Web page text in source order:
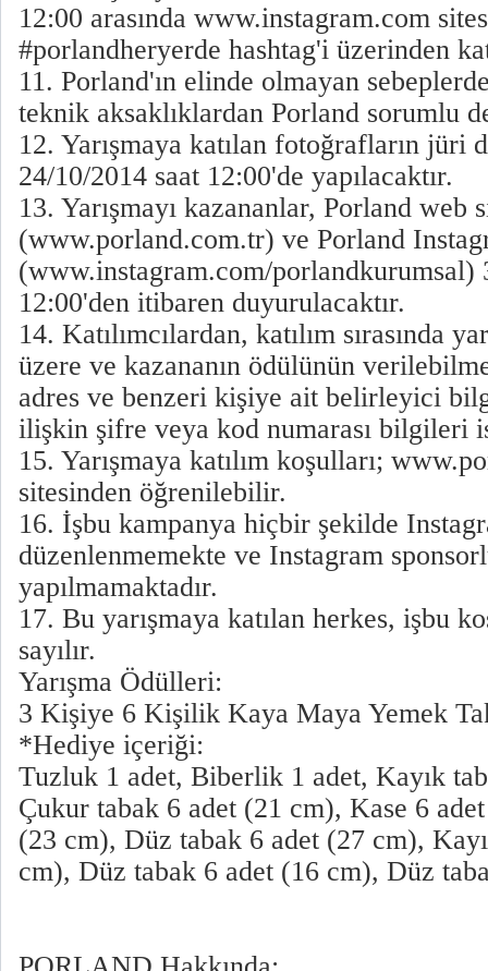
12:00 arasında www.instagram.com
#porlandheryerde hashtag'i üzerinden
11. Porland'ın elinde olmayan
teknik aksaklıklardan Porland sorumlu
12. Yarışmaya katılan fotoğrafların jüri
24/10/2014 saat 12:00'de yapılacaktır.
13. Yarışmayı kazananlar, Porland web
(www.porland.com.tr) ve Porland
(www.instagram.com/porlandkurumsal)
12:00'den itibaren duyurulacaktır.
14. Katılımcılardan, katılım sırasında
üzere ve kazananın ödülünün
adres ve benzeri kişiye ait belirleyici
ilişkin şifre veya kod numarası bilgileri
15. Yarışmaya katılım koşulları;
sitesinden öğrenilebilir.
16. İşbu kampanya hiçbir şekilde
düzenlenmemekte ve Instagram
yapılmamaktadır.
17. Bu yarışmaya katılan herkes, işbu
sayılır.
Yarışma Ödülleri:
3 Kişiye 6 Kişilik Kaya Maya Yemek
*Hediye içeriği:
Tuzluk 1 adet, Biberlik 1 adet, Kayık
Çukur tabak 6 adet (21 cm), Kase 6
(23 cm), Düz tabak 6 adet (27 cm),
cm), Düz tabak 6 adet (16 cm), Düz